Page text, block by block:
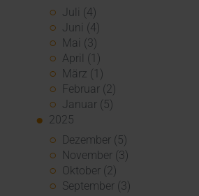
Juli (4)
Juni (4)
Mai (3)
April (1)
März (1)
Februar (2)
Januar (5)
2025
Dezember (5)
November (3)
Oktober (2)
September (3)